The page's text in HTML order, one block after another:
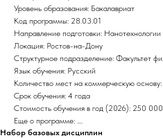
Уровень образования: Бакалавриат
Код программы: 28.03.01
Направление подготовки:
Локация: Ростов-на-Дону
Структурное подразделение: Факультет
Язык обучения: Русский
Количество мест на коммерческую
Срок обучения: 4 года
Стоимость обучения в год (2026): 250 000
Еще о программе: ....
Набор базовых дисциплин